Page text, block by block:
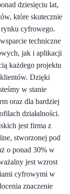
dziesięciu lat,
które skutecznie
rynku cyfrowego.
techniczne
jak i aplikacji
każdego projektu
Dzięki
w stanie
oraz dla bardziej
działalności.
jest firma z
stworzonej pod
o ponad 30% w
jest wzrost
cyfrowymi w
znaczenie